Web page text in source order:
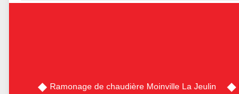
Ramonage de chaudière Moinville La Jeulin